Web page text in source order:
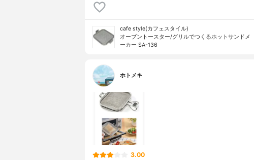
cafe style(カフェスタイル)
オーブントースター/グリルでつくるホットサンドメ
ーカー SA-136
ホトメキ
3.00